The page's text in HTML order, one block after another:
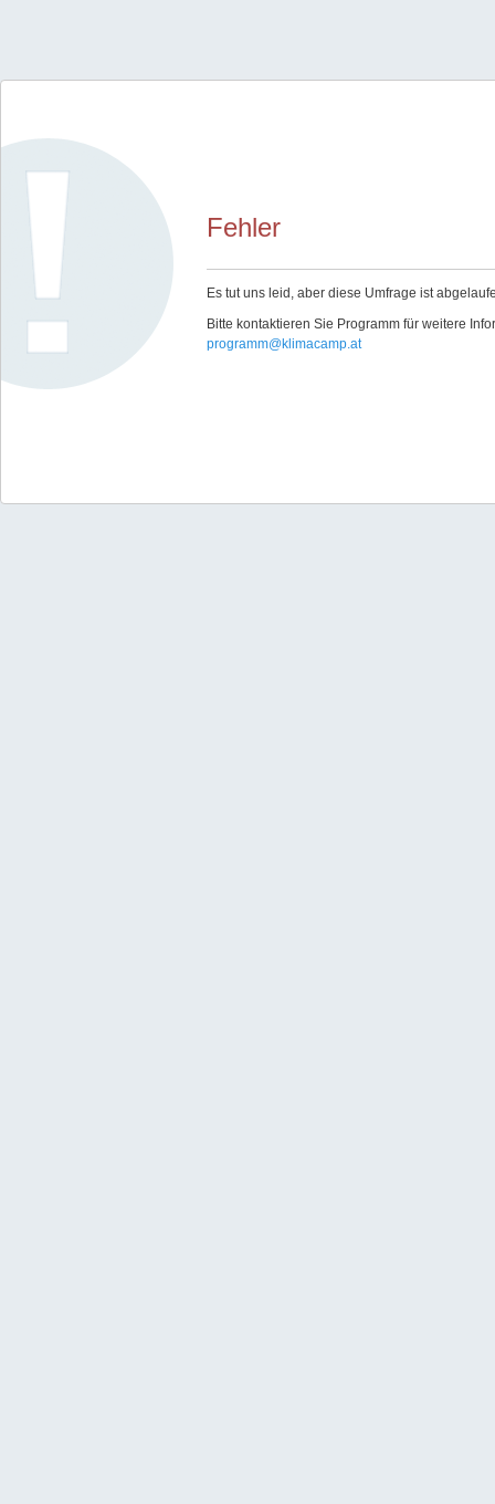
Fehler
Es tut uns leid, aber diese Umfrage ist
Bitte kontaktieren Sie Programm für weitere
programm@klimacamp.at